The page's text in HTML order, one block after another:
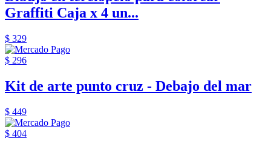
Graffiti Caja x 4 un...
$ 329
$ 296
Kit de arte punto cruz - Debajo del mar
$ 449
$ 404